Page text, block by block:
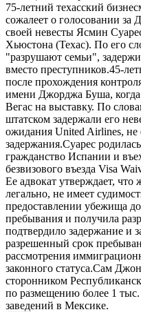
75-летний техасский
сожалеет о голосовании за
своей невесты Ясмин
Хьюстона (Техас). По его
"разрушают семьи",
вместо преступников.45-
после прохождения
имени Джорджа Буша, когда
Вегас на выставку. По
штатском задержали его
ожидания United Airlines,
задержания.Суарес
гражданство Испании и
безвизового въезда Visa
Ее адвокат утверждает,
легально, не имеет
предоставлении убежища
пребывания и получила
подтвердило задержание и
разрешенный срок
рассмотрения
законного статуса.Сам
сторонником
по размещению более 1
заведений в Мексике.